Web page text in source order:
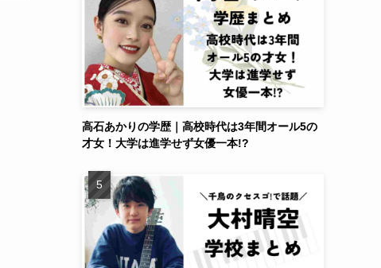
高石あかりの学歴｜高校時代は3年間オール5の
才女！大学は進学せず女優一本!?